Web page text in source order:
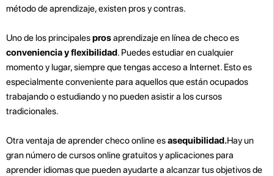
método de aprendizaje, existen pros y contras.
Uno de los principalesprosaprendizaje en línea de checo es
conveniencia y flexibilidad. Puedes estudiar en cualquier
momento y lugar, siempre que tengas acceso a Internet. Esto es
especialmente conveniente para aquellos que están ocupados
trabajando o estudiando y no pueden asistir a los cursos
tradicionales.
Otra ventaja de aprender checo online esasequibilidad.Hay un
gran número de cursos online gratuitos y aplicaciones para
aprender idiomas que pueden ayudarte a alcanzar tus objetivos de